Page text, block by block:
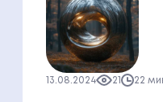
13.08.2024 21 22